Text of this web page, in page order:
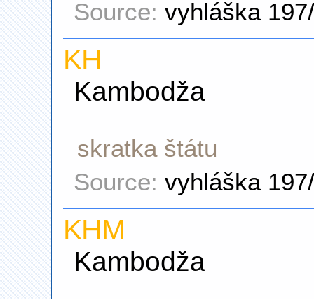
Source: vyhláška
KH
Kambodža
skratka štátu
Source: vyhláška
KHM
Kambodža